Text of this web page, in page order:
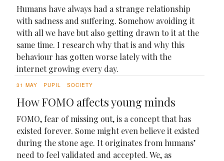
Humans have always had a strange relationship
with sadness and suffering. Somehow avoiding it
with all we have but also getting drawn to it at the
same time. I research why that is and why this
behaviour has gotten worse lately with the
internet growing every day.
31 MAY PUPIL SOCIETY
How FOMO affects young minds
FOMO, fear of missing out, is a concept that has
existed forever. Some might even believe it existed
during the stone age. It originates from humans’
need to feel validated and accepted. We, as